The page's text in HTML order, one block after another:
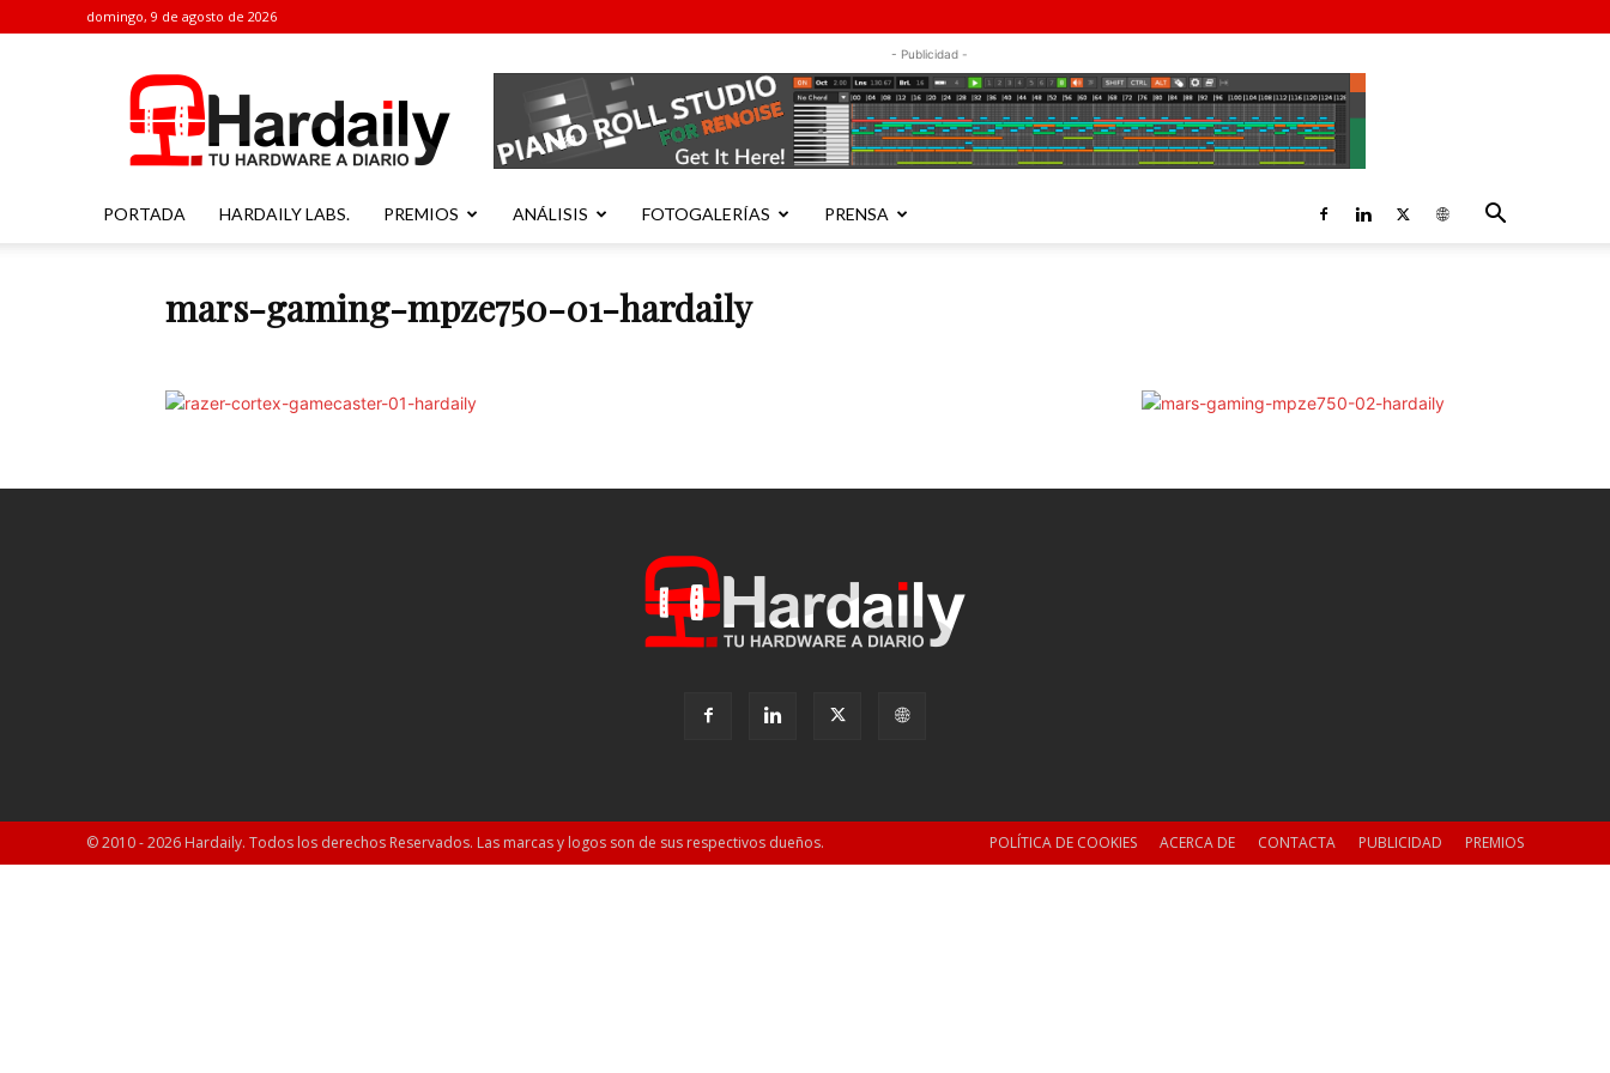
domingo, 9 de agosto de 2026
- Publicidad -
PORTADA HARDAILY LABS. PREMIOS ANÁLISIS FOTOGALERÍAS PRENSA
mars-gaming-mpze750-01-hardaily
POLÍTICA DE COOKIES ACERCA DE CONTACTA PUBLICIDAD PREMIOS
© 2010 - 2026 Hardaily. Todos los derechos Reservados. Las marcas y logos son de sus respectivos dueños.